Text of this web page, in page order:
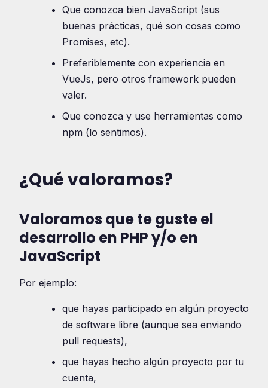
Que conozca bien JavaScript (sus
buenas prácticas, qué son cosas como
Promises, etc).
Preferiblemente con experiencia en
VueJs, pero otros framework pueden
valer.
Que conozca y use herramientas como
npm (lo sentimos).
¿Qué valoramos?
Valoramos que te guste el
desarrollo en PHP y/o en
JavaScript
Por ejemplo:
que hayas participado en algún proyecto
de software libre (aunque sea enviando
pull requests),
que hayas hecho algún proyecto por tu
cuenta,